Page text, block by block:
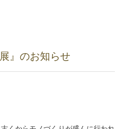
』のお知らせ